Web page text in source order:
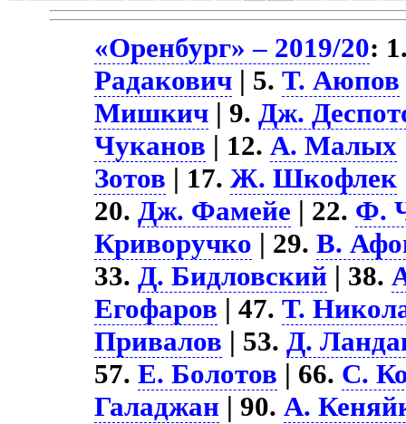
«Оренбург» – 2019/20:
Радакович | 5.Т. Аюпов
Мишкич | 9.Дж.
Чуканов | 12.А. Малых
Зотов | 17.Ж. Шкофлек
20.Дж. Фамейе | 22. Ф.
Криворучко | 29.В.
33.Д. Бидловский | 38.
Егофаров | 47.Т.
Привалов | 53.Д.
57.Е. Болотов | 66. С.
Галаджан | 90.А.